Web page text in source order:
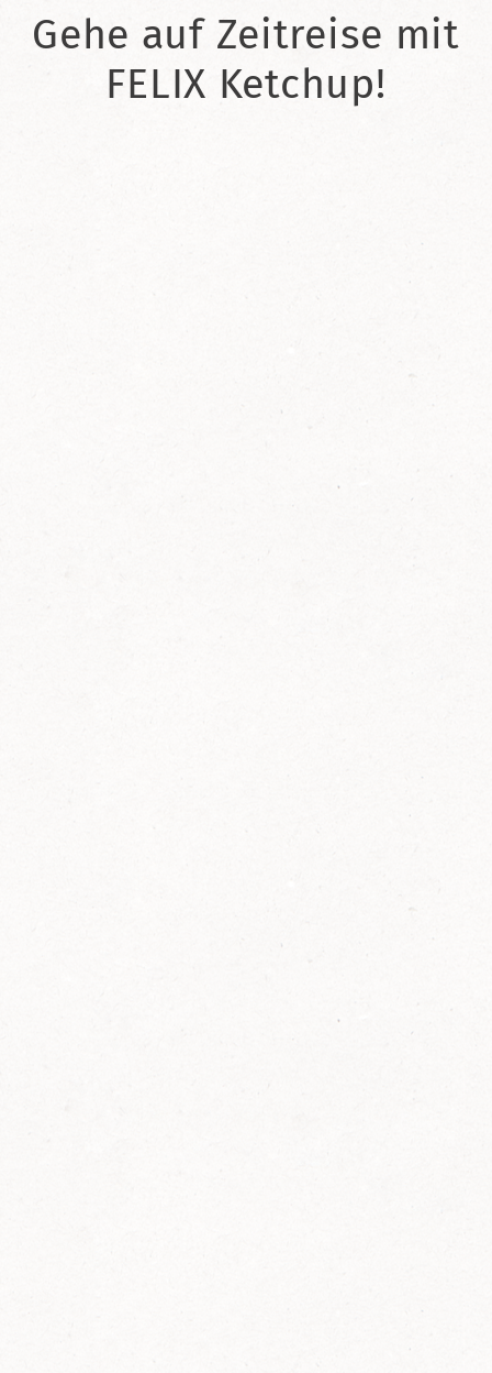
Gehe auf Zeitreise mit
FELIX Ketchup!